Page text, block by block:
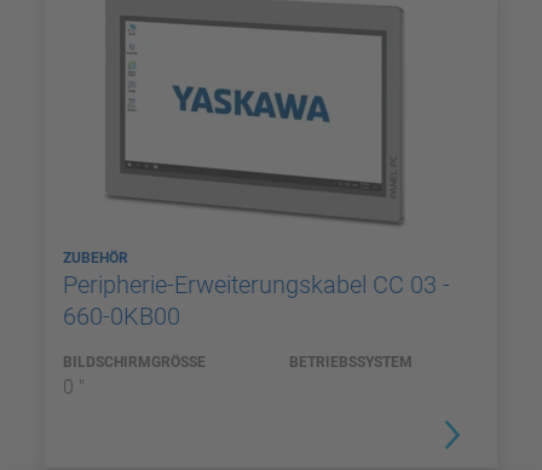
ZUBEHÖR
Peripherie-Erweiterungskabel CC 03 -
660-0KB00
BILDSCHIRMGRÖSSE
0 "
BETRIEBSSYSTEM